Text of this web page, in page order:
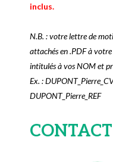
inclus.
N.B. : votre lettre de
attachés en .PDF à
intitulés à vos NOM et
Ex. :
DUPONT_Pierre_REF